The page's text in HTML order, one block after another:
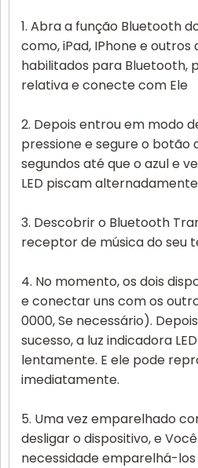
1. Abra a função Bluetooth
como, iPad, IPhone e outros
habilitados para Bluetooth,
relativa e conecte com Ele
2. Depois entrou em modo
pressione e segure o botão
segundos até que o azul e
LED piscam alternadamente
3. Descobrir o Bluetooth
receptor de música do seu
4. No momento, os dois
e conectar uns com os
0000, Se necessário).
sucesso, a luz indicadora
lentamente. E ele pode
imediatamente.
5. Uma vez emparelhado
desligar o dispositivo, e
necessidade emparelhá-